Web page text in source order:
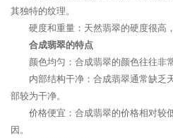
其独特的纹理。
硬度和重量：天然翡翠的硬度很高
合成翡翠的特点
颜色均匀：合成翡翠的颜色往往非
内部结构干净：合成翡翠通常缺乏
部较为干净。
价格便宜：合成翡翠的价格相对较
因。